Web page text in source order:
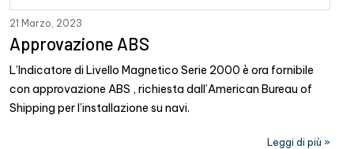
21 Marzo, 2023
Approvazione ABS
L’Indicatore di Livello Magnetico Serie 2000 è ora fornibile
con approvazione ABS , richiesta dall’American Bureau of
Shipping per l’installazione su navi.
Leggi di più »